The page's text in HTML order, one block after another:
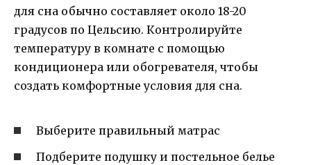
для сна обычно составляет около 18-20
градусов по Цельсию. Контролируйте
температуру в комнате с помощью
кондиционера или обогревателя, чтобы
создать комфортные условия для сна.
Выберите правильный матрас
Подберите подушку и постельное белье